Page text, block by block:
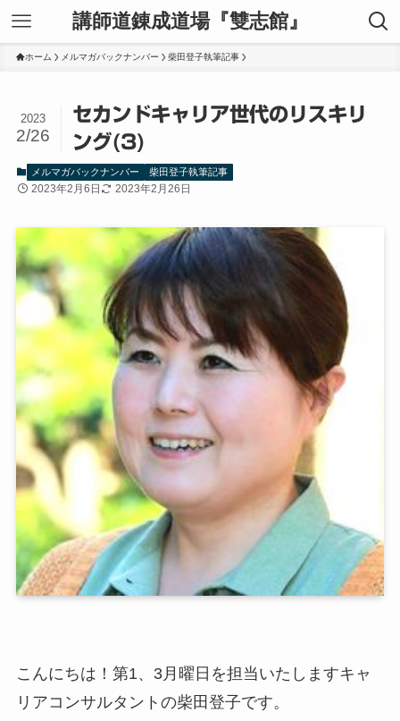
講師道錬成道場『雙志館』
ホーム メルマガバックナンバー 柴田登子執筆記事
セカンドキャリア世代のリスキリ
ング(3)
2023
2/26
メルマガバックナンバー 柴田登子執筆記事
2023年2月6日 2023年2月26日
こんにちは！第1、3月曜日を担当いたしますキャ
リアコンサルタントの柴田登子です。